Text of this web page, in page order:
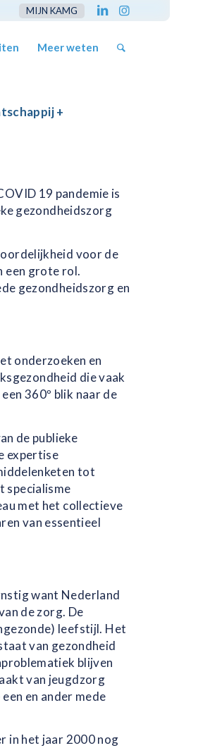
MIJN KAMG
Meer weten
+
19 pandemie is
gezondheidszorg
voor de
een grote rol.
gezondheidszorg en
onderzoeken en
die vaak
360º blik naar de
de publieke
expertise
tot
specialisme
met het collectieve
van essentieel
want Nederland
de zorg. De
leefstijl. Het
van gezondheid
blijven
van jeugdzorg
en ander mede
in het jaar 2000 nog